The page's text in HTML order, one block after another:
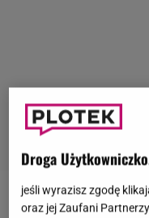
Maja Chwalińskana
Droga
jeśli wyrazisz zgodę
oraz jej Zaufani